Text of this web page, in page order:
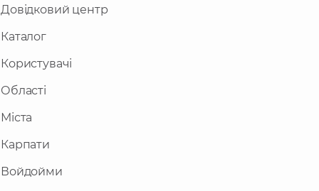
Довідковий центр
Каталог
Користувачі
Області
Міста
Карпати
Войдойми